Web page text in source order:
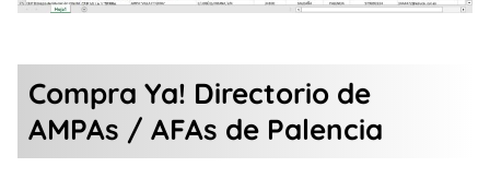
Compra Ya! Directorio de
AMPAs / AFAs de Palencia